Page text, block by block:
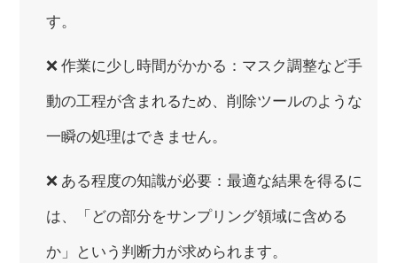
す。
❌ 作業に少し時間がかかる：マスク調整など手
動の工程が含まれるため、削除ツールのような
一瞬の処理はできません。
❌ ある程度の知識が必要：最適な結果を得るに
は、「どの部分をサンプリング領域に含める
か」という判断力が求められます。